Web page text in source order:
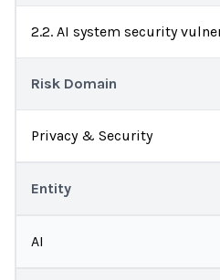
2.2. AI system security
Risk Domain
Privacy & Security
Entity
AI